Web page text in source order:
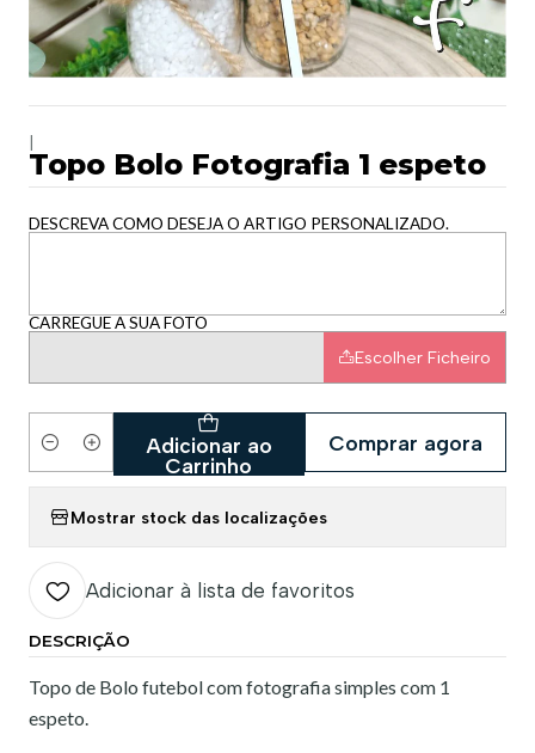
Topo Bolo Fotografia 1 espeto
DESCREVA COMO DESEJA O ARTIGO PERSONALIZADO.
CARREGUE A SUA FOTO
Escolher Ficheiro
Quantidade
Adicionar ao
Carrinho
Comprar agora
Mostrar stock das localizações
Adicionar à lista de favoritos
DESCRIÇÃO
Topo de Bolo futebol com fotografia simples com 1
espeto.